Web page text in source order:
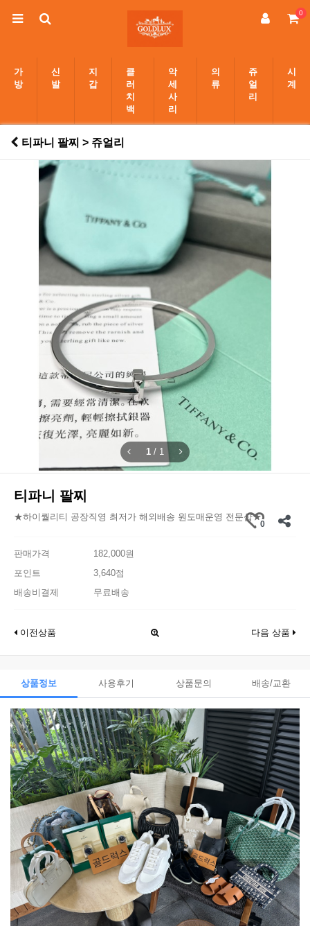
0
가
방
신
발
지
갑
클
러
치
백
악
세
사
리
의
류
쥬
얼
리
시
계
티파니 팔찌 > 쥬얼리
1 / 1
티파니 팔찌
★하이퀄리티 공장직영 최저가 해외배송 원도매운영 전문샵★
0
판매가격
182,000원
포인트
3,640점
배송비결제
무료배송
이전상품 다음 상품
상품정보 사용후기 상품문의 배송/교환